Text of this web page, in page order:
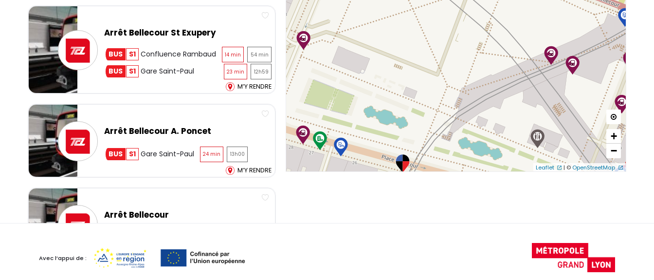
Arrêt Bellecour St Exupery
Ajouter au tableau de bord
BUS S1 Confluence Rambaud 14 min 54 min
BUS S1 Gare Saint-Paul 23 min 12h59
M’Y RENDRE
Arrêt Bellecour A. Poncet
Ajouter au tableau de bord
BUS S1 Gare Saint-Paul 24 min 13h00
M’Y RENDRE
Arrêt Bellecour
Ajouter au tableau de bord

+
−
Leaflet | © OpenStreetMap
Avec l’appui de :